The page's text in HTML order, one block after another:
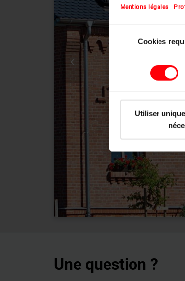
Mentions légales
du
Cookies
Utiliser

Une question ?